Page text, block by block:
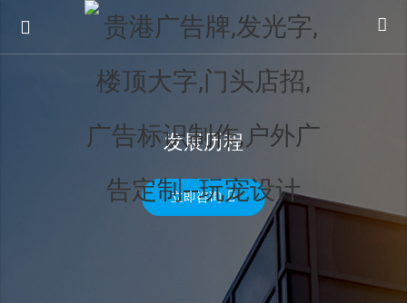
发展历程
立即咨询